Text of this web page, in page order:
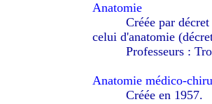
Anatomie
Créée par
celui d'anatomie
Professeurs :
Anatomie médico-
Créée en 1957.